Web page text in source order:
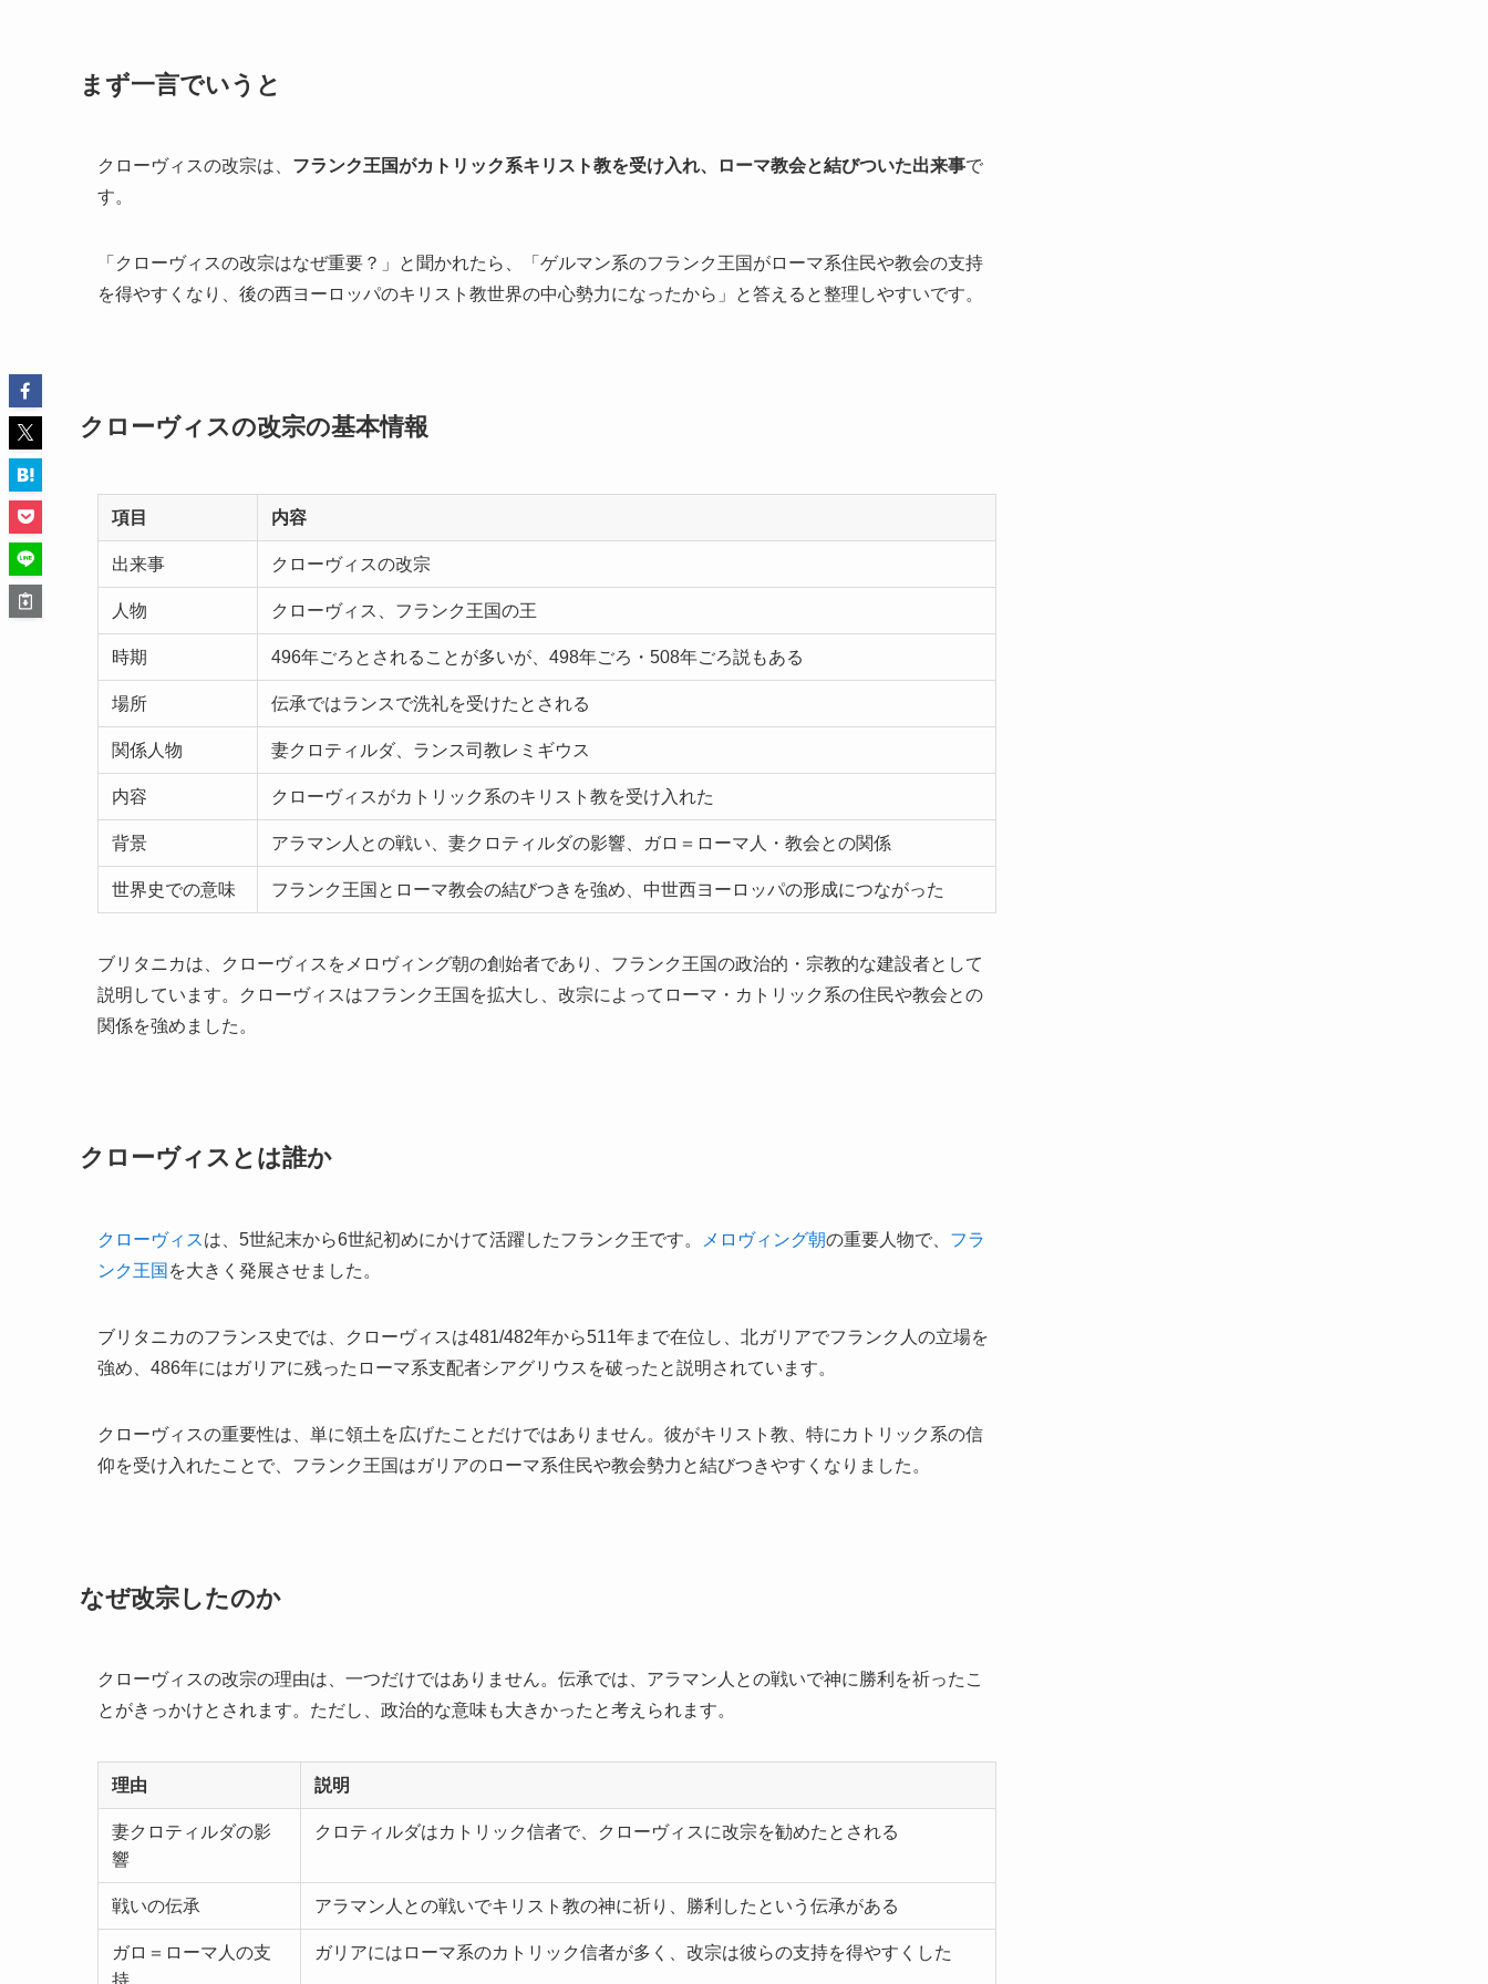
まず一言でいうと
クローヴィスの改宗は、 フランク王国がカトリック系キリスト教を受け入れ、ローマ教会と結びついた出来事で
す。
「クローヴィスの改宗はなぜ重要？」と聞かれたら、「ゲルマン系のフランク王国がローマ系住民や教会の支持
を得やすくなり、後の西ヨーロッパのキリスト教世界の中心勢力になったから」と答えると整理しやすいです。
クローヴィスの改宗の基本情報
項目 内容
出来事 クローヴィスの改宗
人物 クローヴィス、フランク王国の王
時期 496年ごろとされることが多いが、498年ごろ・508年ごろ説もある
場所 伝承ではランスで洗礼を受けたとされる
関係人物 妻クロティルダ、ランス司教レミギウス
内容 クローヴィスがカトリック系のキリスト教を受け入れた
背景 アラマン人との戦い、妻クロティルダの影響、ガロ＝ローマ人・教会との関係
世界史での意味 フランク王国とローマ教会の結びつきを強め、中世西ヨーロッパの形成につながった
ブリタニカは、クローヴィスをメロヴィング朝の創始者であり、フランク王国の政治的・宗教的な建設者として
説明しています。クローヴィスはフランク王国を拡大し、改宗によってローマ・カトリック系の住民や教会との
関係を強めました。
クローヴィスとは誰か
クローヴィスは、5世紀末から6世紀初めにかけて活躍したフランク王です。 メロヴィング朝の重要人物で、 フラ
ンク王国 を大きく発展させました。
ブリタニカのフランス史では、クローヴィスは481/482年から511年まで在位し、北ガリアでフランク人の立場を
強め、486年にはガリアに残ったローマ系支配者シアグリウスを破ったと説明されています。
クローヴィスの重要性は、単に領土を広げたことだけではありません。彼がキリスト教、特にカトリック系の信
仰を受け入れたことで、フランク王国はガリアのローマ系住民や教会勢力と結びつきやすくなりました。
なぜ改宗したのか
クローヴィスの改宗の理由は、一つだけではありません。伝承では、アラマン人との戦いで神に勝利を祈ったこ
とがきっかけとされます。ただし、政治的な意味も大きかったと考えられます。
理由 説明
妻クロティルダの影
響
クロティルダはカトリック信者で、クローヴィスに改宗を勧めたとされる
戦いの伝承 アラマン人との戦いでキリスト教の神に祈り、勝利したという伝承がある
ガロ＝ローマ人の支
ガリアにはローマ系のカトリック信者が多く、改宗は彼らの支持を得やすくした